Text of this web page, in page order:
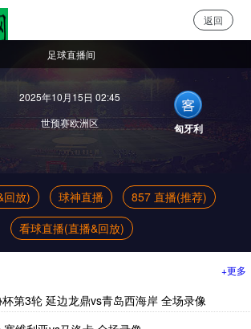
返回
足球直播间
2025年10月15日 02:45
世预赛欧洲区
匈牙利
回放) 球神直播
857 直播(推荐)
看球直播(直播&回放)
+更多
第3轮 延边龙鼎vs青岛西海岸 全场录像